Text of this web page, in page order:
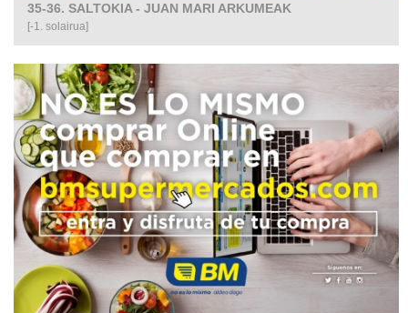
35-36. SALTOKIA - JUAN MARI ARKUMEAK
[-1. solairua]